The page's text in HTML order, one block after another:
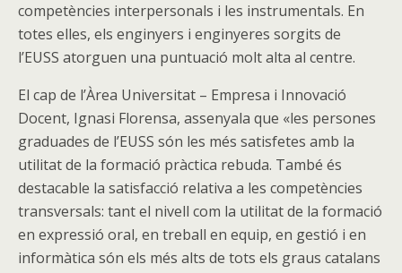
competències interpersonals i les instrumentals. En
totes elles, els enginyers i enginyeres sorgits de
l’EUSS atorguen una puntuació molt alta al centre.
El cap de l’Àrea Universitat – Empresa i Innovació
Docent, Ignasi Florensa, assenyala que «les persones
graduades de l’EUSS són les més satisfetes amb la
utilitat de la formació pràctica rebuda. També és
destacable la satisfacció relativa a les competències
transversals: tant el nivell com la utilitat de la formació
en expressió oral, en treball en equip, en gestió i en
informàtica són els més alts de tots els graus catalans